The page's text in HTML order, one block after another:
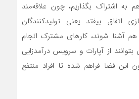
به اشتراک بگذاریم، چون علاقه‌مند
اتفاق بیفتد یعنی تولیدکنندگان
آشنا شوند، کارهای مشترک انجام
بتوانند از آپارات و سرویس درآمدزایی
این فضا فراهم شده تا افراد منتفع